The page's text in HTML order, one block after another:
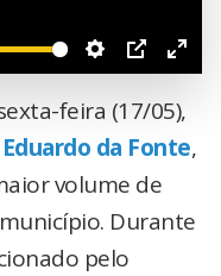
feira (17/05),
Eduardo da Fonte,
volume de
Durante
pelo